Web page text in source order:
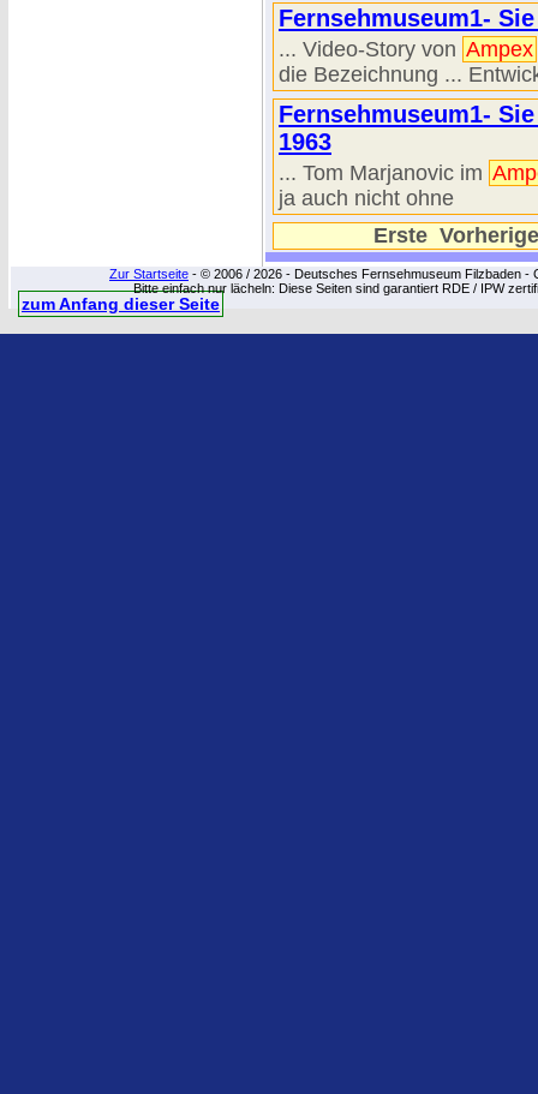
Fernsehmuseum1-
... Video-Story von Ampex
die Bezeichnung ...
Fernsehmuseum1-
1963
... Tom Marjanovic im
ja auch nicht ohne
Erste Vorherige
Zur Startseite - © 2006 / 2026 - Deutsches Fernsehmuseum Filzbaden -
Bitte einfach nur lächeln: Diese Seiten sind garantiert RDE / IPW
zum Anfang dieser Seite